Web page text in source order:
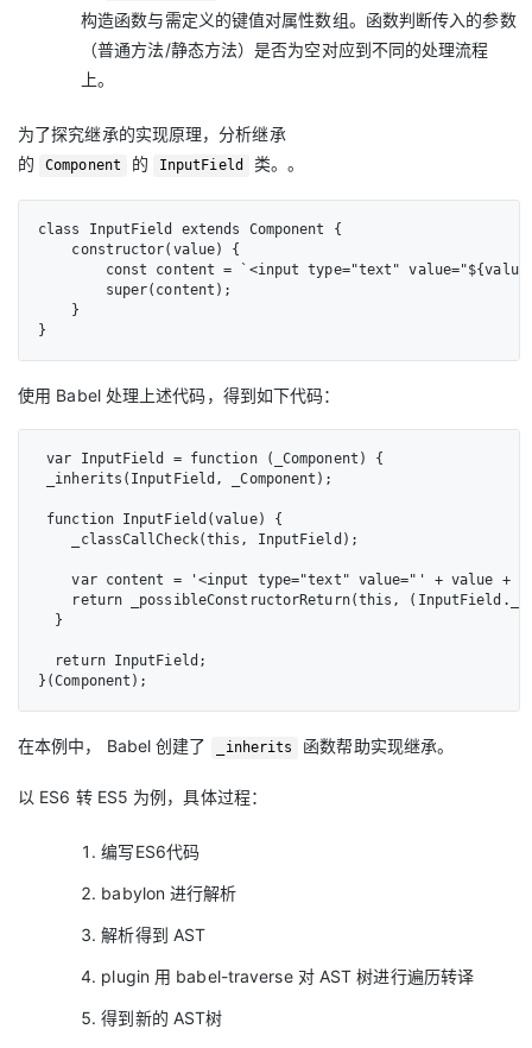
构造函数与需定义的键值对属性数组。函数判断传入的参数
（普通方法/静态方法）是否为空对应到不同的处理流程
上。
为了探究继承的实现原理，分析继承
的
Component 的 InputField 类。。
class InputField extends Component {
constructor(value) {
const content = `<input type="text"
super(content);
}
}
使用 Babel 处理上述代码，得到如下代码：
var InputField = function (_Component) {
_inherits(InputField, _Component);
function InputField(value) {
_classCallCheck(this, InputField);
var content = '<input type="text" value="' + value +
return _possibleConstructorReturn(this,
}
return InputField;
}(Component);
在本例中， Babel 创建了 _inherits 函数帮助实现继承。
以 ES6 转 ES5 为例，具体过程：
编写ES6代码
babylon 进行解析
解析得到 AST
plugin 用 babel-traverse 对 AST 树进行遍历转译
得到新的 AST树